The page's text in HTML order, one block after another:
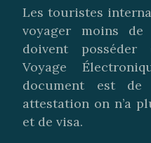
Les touristes
voyager moins
doivent
Voyage
document est
attestation on n’a
et de visa.